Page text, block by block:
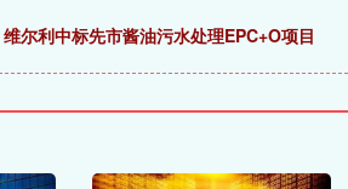
尔利中标先市酱油污水处理EPC+O项目